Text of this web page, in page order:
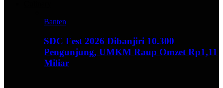
Banten
SDC Fest 2026 Dibanjiri 10.300
Pengunjung, UMKM Raup Omzet Rp1,11
Miliar